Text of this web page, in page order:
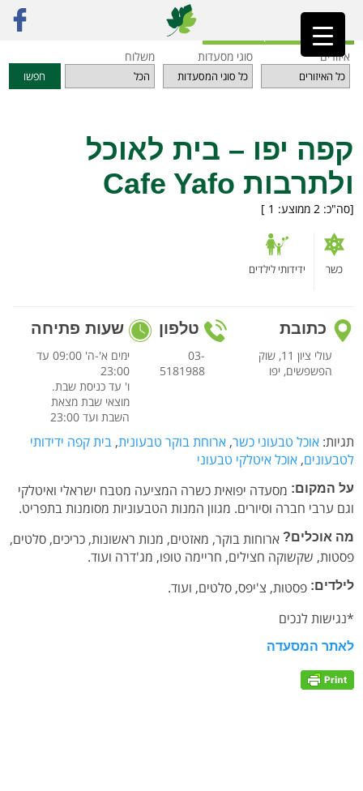
ראשי»מסעדות קפה יפו – בית לאוכל ולתרבות Cafe Yafo
חזרה לאינדקס המסעדות
איזורים
סוגי מסעדות משלוח
חפשו
קפה יפו – בית לאוכל
ולתרבות Cafe Yafo
[סה"כ: 2 ממוצע: 1
]
כשר ידידותי לילדים
כתובת
עולי ציון 11, שוק
הפשפשים, יפו
טלפון
03-
5181988
שעות פתיחה
ימים א'-ה' 09:00 עד
23:00
ו' עד כניסת שבת.
מוצאי שבת מצאת
השבת ועד 23:00
תגיות: אוכל טבעוני כשר, ארוחת בוקר טבעונית, בית קפה ידידותי
לטבעונים, אוכל איטלקי טבעוני
על המקום: מסעדה יפואית כשרה המציעה מטבח ישראלי ואיטלקי
וגם ערבי חברה וסיורים. מגוון המנות הטבעוניות מסומנות בתפריט.
מה אוכלים? ארוחות בוקר, מאזטים, מנות ראשונות, כריכים, סלטים,
פסטות, שקשוקה חצילים, חריימה טופו, מג'דרה ועוד.
לילדים: פסטות, צ'יפס, סלטים, ועוד.
*נגישות לנכים
לאתר המסעדה